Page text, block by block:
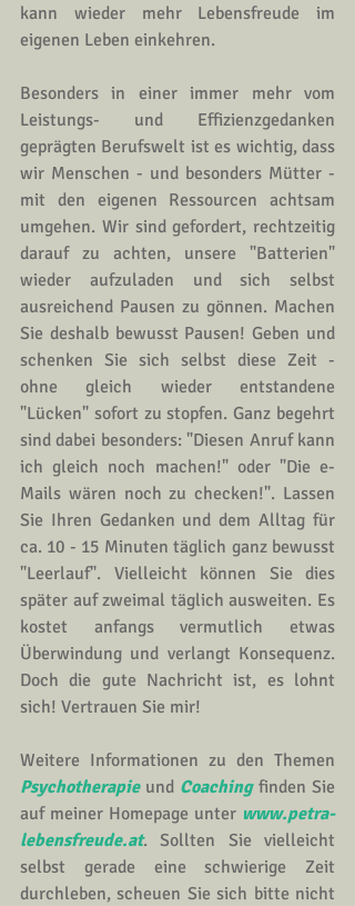
kann wieder mehr Lebensfreude im
eigenen Leben einkehren.
Besonders in einer immer mehr vom
Leistungs- und Effizienzgedanken
geprägten Berufswelt ist es wichtig, dass
wir Menschen - und besonders Mütter -
mit den eigenen Ressourcen achtsam
umgehen. Wir sind gefordert, rechtzeitig
darauf zu achten, unsere "Batterien"
wieder aufzuladen und sich selbst
ausreichend Pausen zu gönnen. Machen
Sie deshalb bewusst Pausen! Geben und
schenken Sie sich selbst diese Zeit -
ohne gleich wieder entstandene
"Lücken" sofort zu stopfen. Ganz begehrt
sind dabei besonders: "Diesen Anruf kann
ich gleich noch machen!" oder "Die e-
Mails wären noch zu checken!". Lassen
Sie Ihren Gedanken und dem Alltag für
ca. 10 - 15 Minuten täglich ganz bewusst
"Leerlauf". Vielleicht können Sie dies
später auf zweimal täglich ausweiten. Es
kostet anfangs vermutlich etwas
Überwindung und verlangt Konsequenz.
Doch die gute Nachricht ist, es lohnt
sich! Vertrauen Sie mir!
Psychotherapie und Coaching finden Sie
auf meiner Homepage unter www.petra-
lebensfreude.at. Sollten Sie vielleicht
selbst gerade eine schwierige Zeit
durchleben, scheuen Sie sich bitte nicht